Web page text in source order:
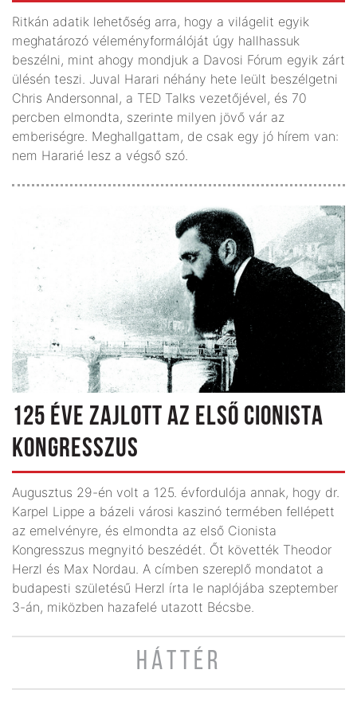
Ritkán adatik lehetőség arra, hogy a világelit egyik
meghatározó véleményformálóját úgy hallhassuk
beszélni, mint ahogy mondjuk a Davosi Fórum egyik zárt
ülésén teszi. Juval Harari néhány hete leült beszélgetni
Chris Andersonnal, a TED Talks vezetőjével, és 70
percben elmondta, szerinte milyen jövő vár az
emberiségre. Meghallgattam, de csak egy jó hírem van:
nem Hararié lesz a végső szó.
125 ÉVE ZAJLOTT AZ ELSŐ CIONISTA
KONGRESSZUS
Augusztus 29-én volt a 125. évfordulója annak, hogy dr.
Karpel Lippe a bázeli városi kaszinó termében fellépett
az emelvényre, és elmondta az első Cionista
Kongresszus megnyitó beszédét. Őt követték Theodor
Herzl és Max Nordau. A címben szereplő mondatot a
budapesti születésű Herzl írta le naplójába szeptember
3-án, miközben hazafelé utazott Bécsbe.
HÁTTÉR